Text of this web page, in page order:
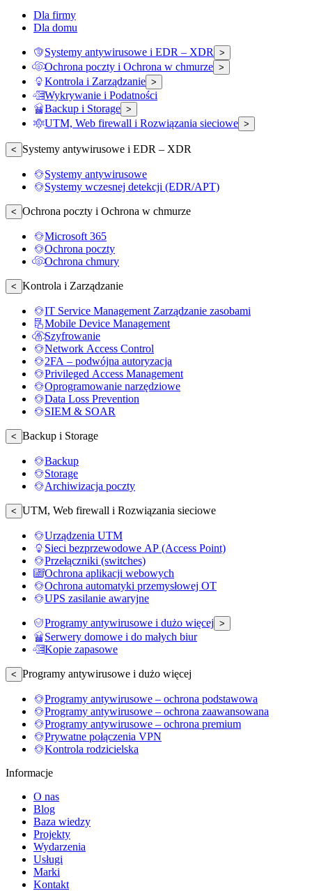
Dla firmy
Dla domu
Systemy antywirusowe i EDR – XDR >
Ochrona poczty i Ochrona w chmurze >
Kontrola i Zarządzanie >
Wykrywanie i Podatności
Backup i Storage >
UTM, Web firewall i Rozwiązania sieciowe >
< Systemy antywirusowe i EDR – XDR
Systemy antywirusowe
Systemy wczesnej detekcji (EDR/APT)
< Ochrona poczty i Ochrona w chmurze
Microsoft 365
Ochrona poczty
Ochrona chmury
< Kontrola i Zarządzanie
IT Service Management Zarządzanie zasobami
Mobile Device Management
Szyfrowanie
Network Access Control
2FA – podwójna autoryzacja
Privileged Access Management
Oprogramowanie narzędziowe
Data Loss Prevention
SIEM & SOAR
< Backup i Storage
Backup
Storage
Archiwizacja poczty
< UTM, Web firewall i Rozwiązania sieciowe
Urządzenia UTM
Sieci bezprzewodowe AP (Access Point)
Przełączniki (switches)
Ochrona aplikacji webowych
Ochrona automatyki przemysłowej OT
UPS zasilanie awaryjne
Programy antywirusowe i dużo więcej >
Serwery domowe i do małych biur
Kopie zapasowe
< Programy antywirusowe i dużo więcej
Programy antywirusowe – ochrona podstawowa
Programy antywirusowe – ochrona zaawansowana
Programy antywirusowe – ochrona premium
Prywatne połączenia VPN
Kontrola rodzicielska
Informacje
O nas
Blog
Baza wiedzy
Projekty
Wydarzenia
Usługi
Marki
Kontakt